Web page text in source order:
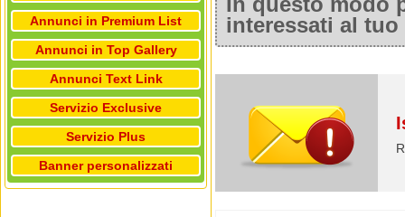
Annunci in Premium List
Annunci in Top Gallery
Annunci Text Link
Servizio Exclusive
Servizio Plus
Banner personalizzati
interessati al